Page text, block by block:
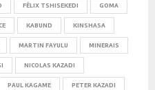
FÉLIX TSHISEKEDI GOMA
KABUND KINSHASA
MARTIN FAYULU MINERAIS
NICOLAS KAZADI
PAUL KAGAME PETER KAZADI